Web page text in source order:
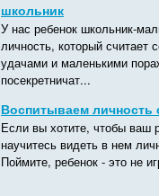
школьник
У нас ребенок школьник-
личность, который
удачами и маленькими
посекретничат...
Воспитываем личность
Если вы хотите, чтобы ваш
научитесь видеть в нем
Поймите, ребенок - это не